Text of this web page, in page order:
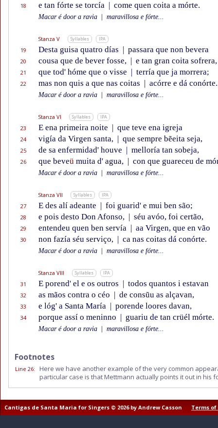
18 e tan fórte se torcía | come quen coita a mórte.
Macar é door a ravia maravillosa e fórte...
Stanza V Syllables IPA
19 Desta guisa quatro días | passara que non bevera
20 cousa que de bever fosse, | e tan gran coita sofrera,
21 que tod' hóme que o visse | terría que ja morrera;
22 mas non quis a que nas coitas | acórre e dá conórte.
Macar é door a ravia maravillosa e fórte...
Stanza VI Syllables IPA
23 E ena primeira noite | que teve ena igreja
24 vigía da Virgen santa, | que sempre bẽeita seja,
25 de sa enfermidad' houve | melloría tan sobeja,
26 que beveü muita d' agua, | con que guareceu de
Macar é door a ravia maravillosa e fórte...
Stanza VII Syllables IPA
27 E des alí adeante | foi guarid' e mui ben são;
28 e pois desto Don Afonso, | séu avóo, foi certão,
29 entendeu quen ben servía | aa Virgen, que en vão
30 non fazía séu serviço, | ca nas coitas dá conórte.
Macar é door a ravia maravillosa e fórte...
Stanza VIII Syllables IPA
31 E porend' el e os outros | todos quantos i estavan
32 as mãos contra o céo | de consũu as alçavan,
33 e lóg' a Santa María | porende loores davan,
34 porque assí o meninno | guariu de tan crüél mórte.
Macar é door a ravia maravillosa e fórte...
Footnotes
Line 26:
Here we have another example of the very common
particular case is that Mettmann actually points it out in his
Cantigas de Santa Maria for Singers © 2026 by Andrew Casson Terms of